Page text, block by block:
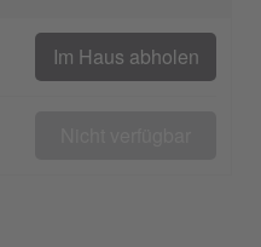
Im Haus abholen